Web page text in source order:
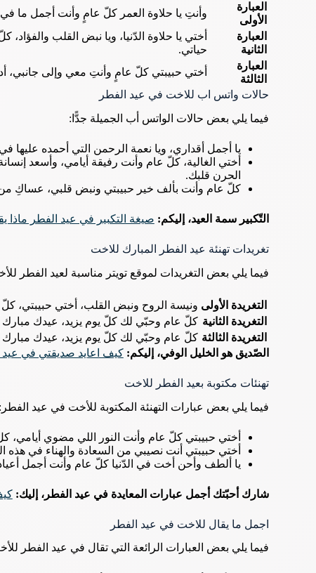
العبارة
الأولى
وأنتِ يا حلاوة العمر كلّ عامٍ وأنت أجمل ما في
العبارة
الثانية
أختي يا حلاوة الدّنيا، ويا نبض القلب
حياتي.
العبارة
الثالثة
أختي حبيبتي كلّ عامٍ وأنتِ معي وإلى جانبي،
حالات واتس اب للاخت في عيد الفطر
فيما يلي بعض حالات الواتس أب الجميلة جدًّا:
يا أجمل أقداري، ويا نعمة الرحمن التي أحمده
أختي الغالية، كلّ عام وأنت رفيقة أيامي، وأسعد
الحرن قلبك.
كلّ عام وأنت بألف خير حبيبتي ونبض قلبي، عساكِ من
التّكبير سمة العيد، إليكم: صيغة التكبير في عيد الفطر ماذا
تغريدات تهنئة عيد الفطر المبارك للاخت
فيما يلي بعض التغريدات لموقع تويتر مناسبة لعيد الفطر
التغريدة الأولى ونيسة الروح ونبض القلب، أختي حبيبتي،
التغريدة الثانية كلّ عام وحبّي لك كلّ يوم يزيد، عيدك مبارك
التغريدة الثالثة كلّ عام وحبّي لك كلّ يوم يزيد، عيدك مبارك
الصّديق هو الخليل الوفي، إليكم:كيف اعايد صديقتي في عيد
تهنئات مكتوبة بعيد الفطر للاخت
فيما يلي بعض عبارات التهنئة المكتوبة للأخت في عيد الفطر:
أختي حبيبتي كلّ عام وأنت النور اللي مضوي أيامي،
أختي حبيبتي أنت نصيبي من السعادة والهناء في هذه
يا ألطف وأحن أخت في الدّنيا كلّ عام وأنت أجمل
شارك أحبّتك أجمل عبارات المعايدة في عيد الفطر، إليك:
اجمل ما يقال للاخت في عيد الفطر
فيما يلي بعض العبارات الرائعة التي تقال في عيد الفطر